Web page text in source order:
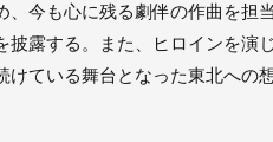
今も心に残る劇伴の作曲を
露する。また、ヒロインを
ている舞台となった東北へ